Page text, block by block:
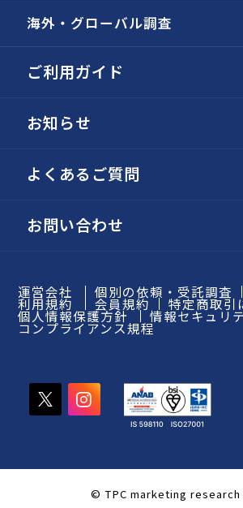
海外・グローバル調査
ご利用ガイド
お知らせ
よくあるご質問
お問い合わせ
運営会社 個別の依頼・受託調査
利用規約 会員規約 特定商取引
個人情報保護方針 情報セキュリ
コンプライアンス規程
© TPC marketing research